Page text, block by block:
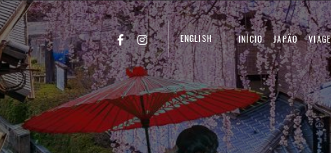
ENGLISH INÍCIO JAPÃO